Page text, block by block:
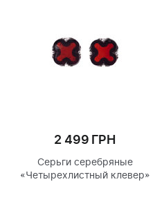
2 499 ГРН
Серьги серебряные
«Четырехлистный клевер»